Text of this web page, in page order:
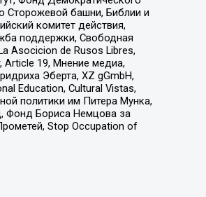
Сторожевой башни, Библии и
комитет действия,
поддержки, Свободная
Asocicion de Rusos Libres,
Article 19, Мнение медиа,
Эберта, XZ gGmbH,
Education, Cultural Vistas,
политики им Питера Мунка,
Фонд Бориса Немцова за
Stop Occupation of